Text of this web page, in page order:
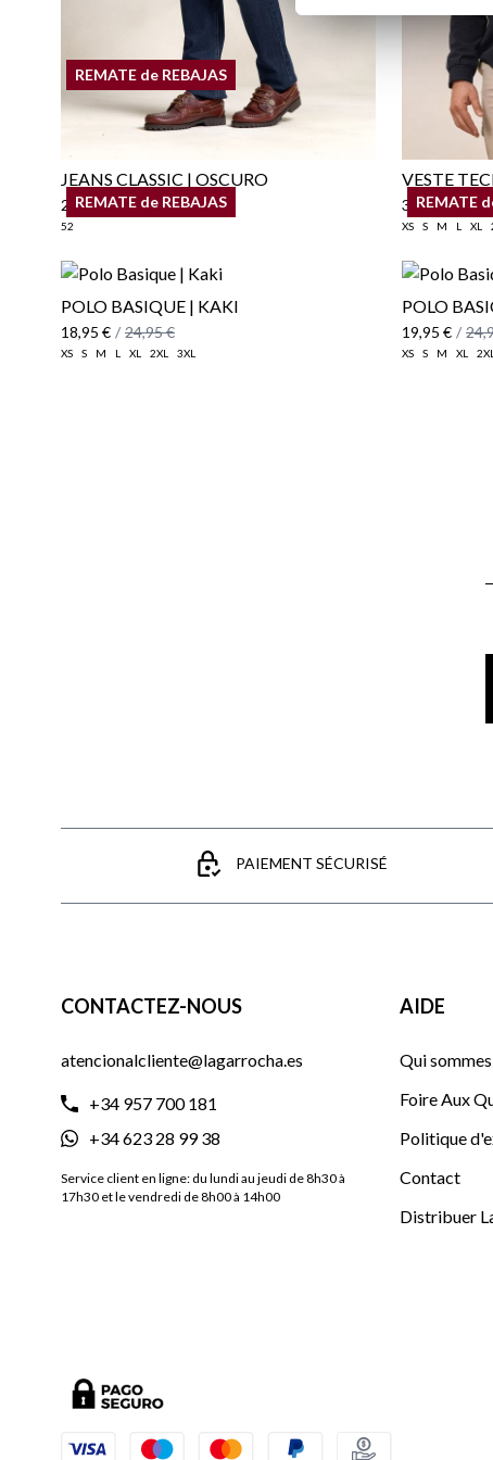
REMATE de REBAJAS
JEANS CLASSIC | OSCURO
29,95 € / 39,95 €
52
VESTE
39,95 € /
XS S M L XL
REMATE de REBAJAS
POLO BASIQUE | KAKI
18,95 € / 24,95 €
XS S M L XL 2XL 3XL
REMATE
POLO
19,95 € /
XS S M XL 2XL
PAIEMENT SÉCURISÉ
CONTACTEZ-NOUS
atencionalcliente@lagarrocha.es
+34 957 700 181
+34 623 28 99 38
Service client en ligne: du lundi au jeudi de 8h30 à
17h30 et le vendredi de 8h00 à 14h00
AIDE
Qui
Foire Aux
Politique
Contact
Distribuer